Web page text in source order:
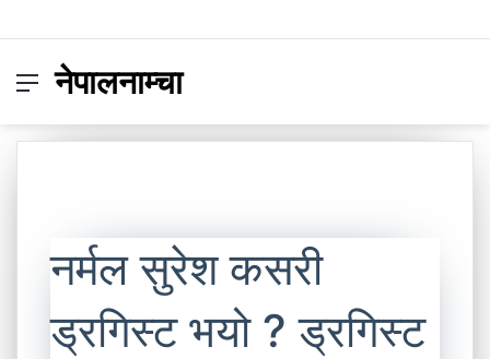
Menu
नेपालनाम्चा
नर्मल सुरेश कसरी
ड्रगिस्ट भयो ? ड्रगिस्ट